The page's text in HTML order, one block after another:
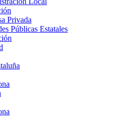
Privada
Públicas Estatales